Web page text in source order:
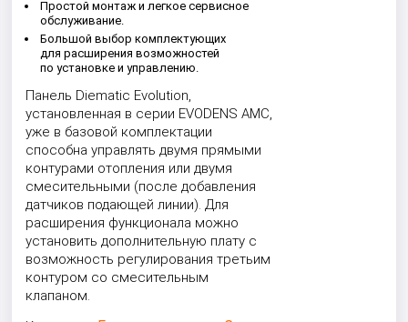
Простой монтаж и легкое сервисное
обслуживание.
Большой выбор комплектующих
для расширения возможностей
по установке и управлению.
Панель Diematic Evolution,
установленная в серии EVODENS AMC,
уже в базовой комплектации
способна управлять двумя прямыми
контурами отопления или двумя
смесительными (после добавления
датчиков подающей линии). Для
расширения функционала можно
установить дополнительную плату с
возможность регулирования третьим
контуром со смесительным
клапаном.